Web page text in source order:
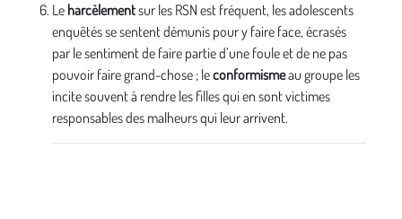
Le harcèlementsur les RSN est fréquent, les adolescents
enquêtés se sentent démunis pour y faire face, écrasés
par le sentiment de faire partie d’une foule et de ne pas
pouvoir faire grand-chose ; leconformismeau groupe les
incite souvent à rendre les filles qui en sont victimes
responsables des malheurs qui leur arrivent.